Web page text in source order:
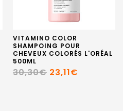
VITAMINO COLOR
SHAMPOING POUR
CHEVEUX COLORÉS L'ORÉAL
500ML
30,30€ 23,11€